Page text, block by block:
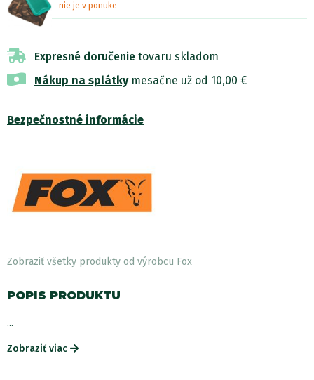
nie je v ponuke
Expresné doručenie tovaru skladom
Nákup na splátkymesačne už od 10,00 €
Bezpečnostné informácie
Zobraziť všetky produkty od výrobcu Fox
POPIS PRODUKTU
...
Zobraziť viac